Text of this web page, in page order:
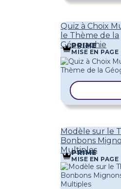
Quiz à Choix
le Thème de la
Géographie
PRIME
MISE EN PAGE
Modèle sur le
Bonbons
Multiples
PRIME
MISE EN PAGE